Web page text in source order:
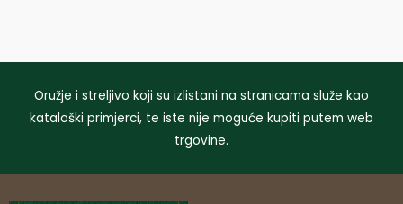
Oružje i streljivo koji su izlistani na stranicama služe kao
kataloški primjerci, te iste nije moguće kupiti putem web
trgovine.